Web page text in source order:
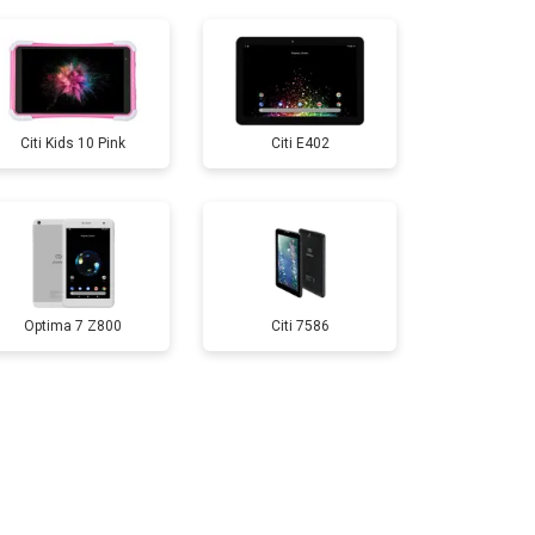
3200 ₽ Заказать
1500 ₽ Заказать
1700 ₽ Заказать
3200 ₽ Заказать
Citi Kids 10 Pink Citi E402
Optima 7 Z800 Citi 7586